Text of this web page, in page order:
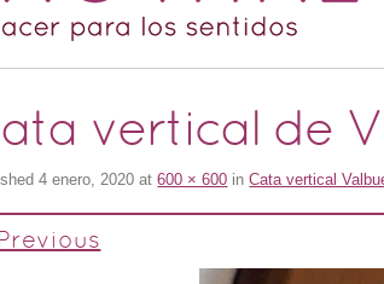
vertical de
4 enero, 2020 at600 × 600 inCata vertical